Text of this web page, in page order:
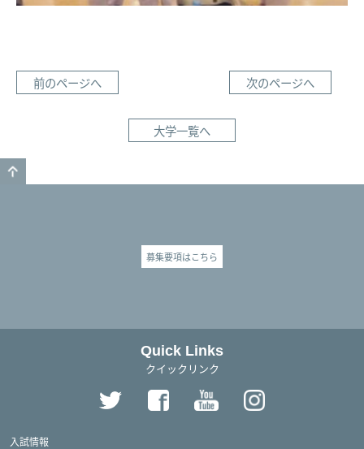
前のページへ 次のページへ
大学一覧へ
募集要項はこちら
Quick Links
クイックリンク
入試情報